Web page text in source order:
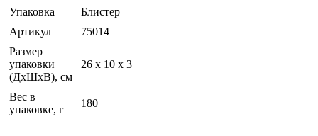
Упаковка
Блистер
Артикул
75014
Размер
упаковки
(ДхШхВ), см
26 x 10 x 3
Вес в
упаковке, г
180